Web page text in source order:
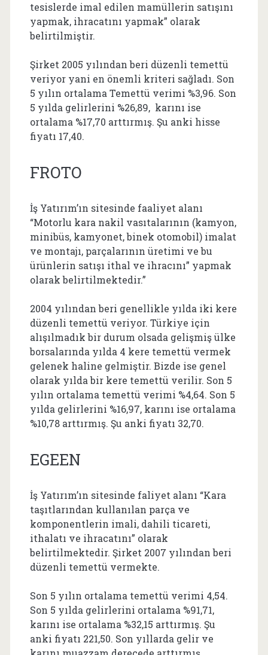
tesislerde imal edilen mamüllerin satışını
yapmak, ihracatını yapmak” olarak
belirtilmiştir.
Şirket 2005 yılından beri düzenli temettü
veriyor yani en önemli kriteri sağladı. Son
5 yılın ortalama Temettü verimi %3,96. Son
5 yılda gelirlerini %26,89, karını ise
ortalama %17,70 arttırmış. Şu anki hisse
fiyatı 17,40.
FROTO
İş Yatırım’ın sitesinde faaliyet alanı
“Motorlu kara nakil vasıtalarının (kamyon,
minibüs, kamyonet, binek otomobil) imalat
ve montajı, parçalarının üretimi ve bu
ürünlerin satışı ithal ve ihracını” yapmak
olarak belirtilmektedir.”
2004 yılından beri genellikle yılda iki kere
düzenli temettü veriyor. Türkiye için
alışılmadık bir durum olsada gelişmiş ülke
borsalarında yılda 4 kere temettü vermek
gelenek haline gelmiştir. Bizde ise genel
olarak yılda bir kere temettü verilir. Son 5
yılın ortalama temettü verimi %4,64. Son 5
yılda gelirlerini %16,97, karını ise ortalama
%10,78 arttırmış. Şu anki fiyatı 32,70.
EGEEN
İş Yatırım’ın sitesinde faliyet alanı “Kara
taşıtlarından kullanılan parça ve
komponentlerin imali, dahili ticareti,
ithalatı ve ihracatını” olarak
belirtilmektedir. Şirket 2007 yılından beri
düzenli temettü vermekte.
Son 5 yılın ortalama temettü verimi 4,54.
Son 5 yılda gelirlerini ortalama %91,71,
karını ise ortalama %32,15 arttırmış. Şu
anki fiyatı 221,50. Son yıllarda gelir ve